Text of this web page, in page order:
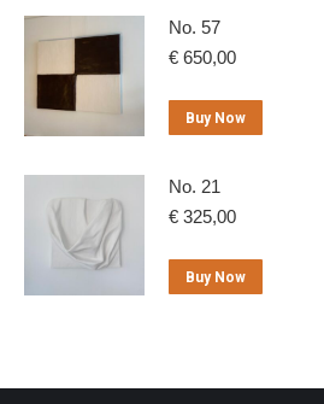
No. 57
€ 650,00
Buy Now
No. 21
€ 325,00
Buy Now